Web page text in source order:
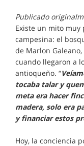
Publicado
Existe un mito muy
campesina: el
de Marlon
cuando llegaron a
antioqueño. “
tocaba talar y
meta era hacer
madera, solo era
y financiar estos
Hoy, la conciencia